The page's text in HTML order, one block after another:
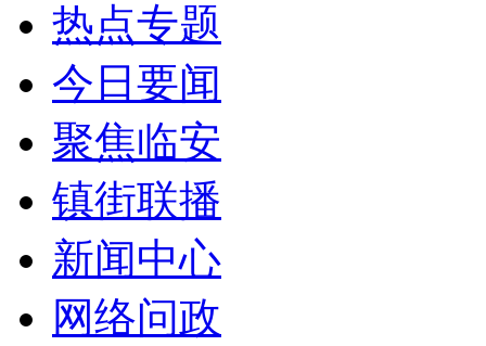
热点专题
今日要闻
聚焦临安
镇街联播
新闻中心
网络问政